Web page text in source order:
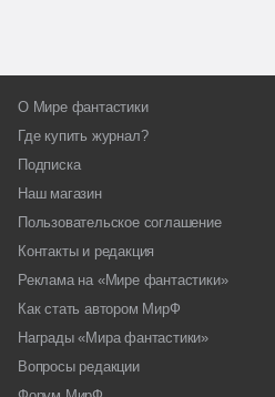
О Мире фантастики
Где купить журнал?
Подписка
Наш магазин
Пользовательское соглашение
Контакты и редакция
Реклама на «Мире фантастики»
Как стать автором МирФ
Награды «Мира фантастики»
Вопросы редакции